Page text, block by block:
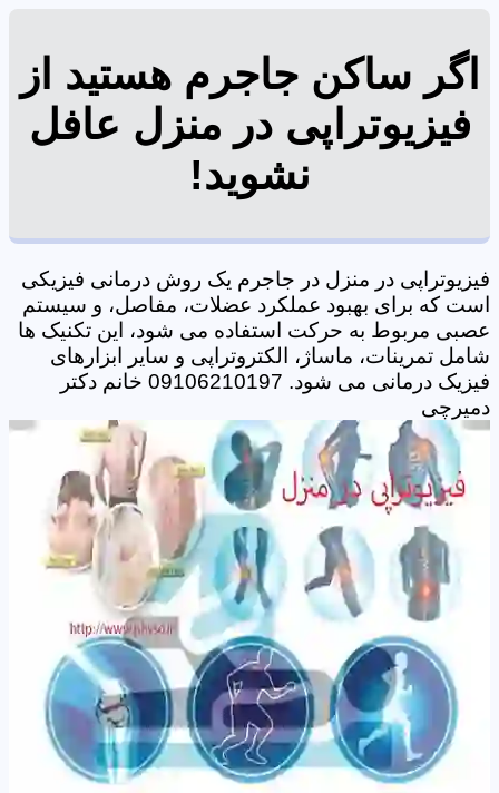
اگر ساکن جاجرم هستید از
فیزیوتراپی در منزل عافل
نشوید!
فیزیوتراپی در منزل در جاجرم یک روش درمانی فیزیکی
است که برای بهبود عملکرد عضلات، مفاصل، و سیستم
عصبی مربوط به حرکت استفاده می شود، این تکنیک ها
شامل تمرینات، ماساژ، الکتروتراپی و سایر ابزارهای
فیزیک درمانی می شود. 09106210197 خانم دکتر
دمیرچی